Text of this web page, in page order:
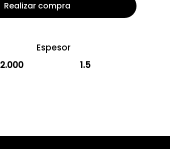
Realizar compra
2.000
Espesor
1.5